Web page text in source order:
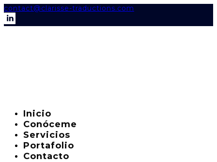
contact@clarisse-traductions.com
Inicio
Conóceme
Servicios
Portafolio
Contacto